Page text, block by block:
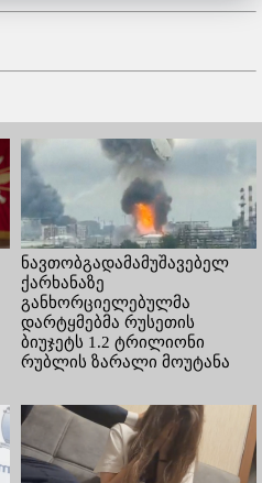
ნავთობგადამამუშავებელ
ქარხანაზე
განხორციელებულმა
დარტყმებმა რუსეთის
ბიუჯეტს 1.2 ტრილიონი
რუბლის ზარალი მოუტანა